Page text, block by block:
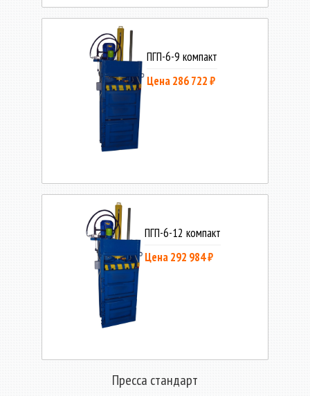
ПГП-6-9 компакт
Цена 286 722 ₽
ПГП-6-12 компакт
Цена 292 984 ₽
Пресса стандарт